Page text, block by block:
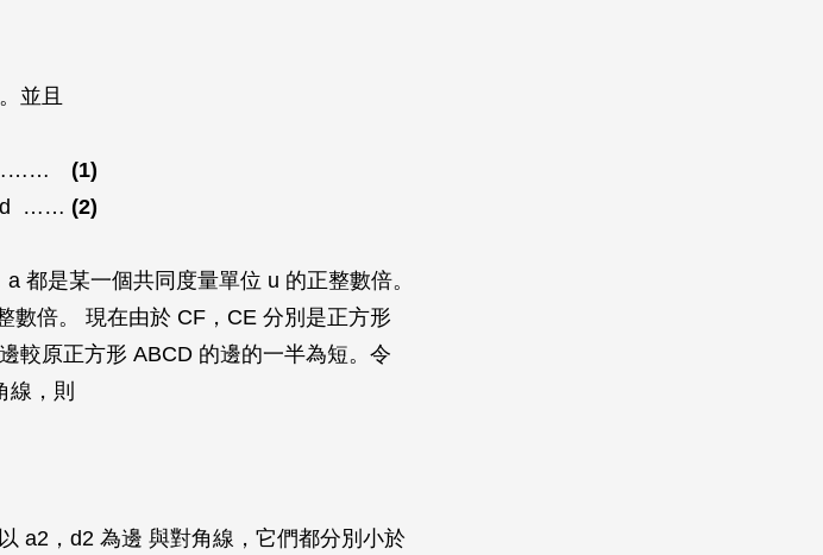
。並且
(1)
d …… (2)
a 都是某一個共同度量單位 u 的正整數倍。
數倍。 現在由於 CF ， CE 分別是正方形
較原正方形 ABCD 的邊的一半為短。令
線，則
a2， d2 為邊 與對角線，它們都分別小於